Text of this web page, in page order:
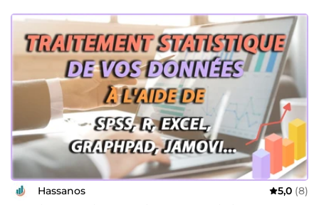
Hassanos 5,0 (8)